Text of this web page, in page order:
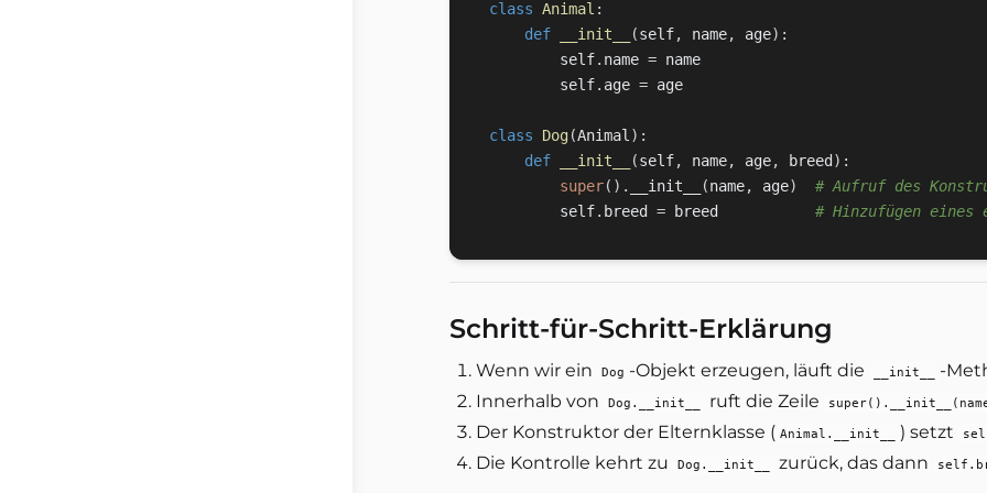
class Animal :
def
__init__ (self, name, age) :
        self
. name = name
        self
. age = age
class Dog(Animal ) :
def
__init__ (self, name, age, breed ) :
super( ) . __init__ (name, age)
# Aufruf des
        self
. breed = breed # Hinzufügen eines
Schritt-für-Schritt-Erklärung
Wenn wir ein Dog -Objekt erzeugen, läuft die __init__
-
Innerhalb von
Dog.__init__ ruft die Zeile
Der Konstruktor der Elternklasse ( Animal.__init__ ) setzt
Die Kontrolle kehrt zu Dog.__init__ zurück, das dann